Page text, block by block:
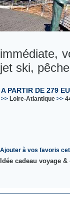
immédiate,
jet ski,
A PARTIR DE 279
>> Loire-Atlantique >>
Ajouter à vos favoris
Idée cadeau voyage &